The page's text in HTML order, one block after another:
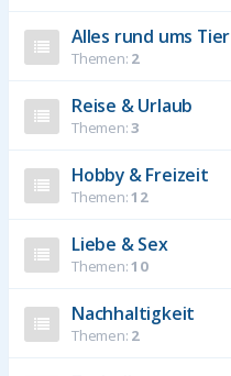
Alles rund ums Tier
Themen: 2
Reise & Urlaub
Themen:3
Hobby & Freizeit
Themen:12
Liebe & Sex
Themen:10
Nachhaltigkeit
Themen: 2